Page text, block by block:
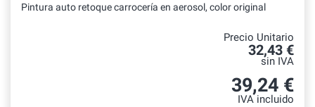
Pintura auto retoque carrocería en aerosol, color original
Precio Unitario
32,43 €
sin IVA
39,24 €
IVA incluido